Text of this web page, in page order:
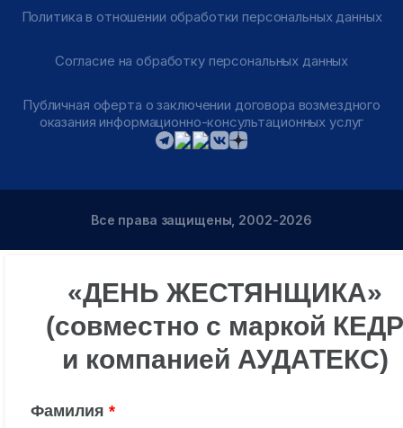
Политика в отношении обработки персональных данных
Согласие на обработку персональных данных
Публичная оферта о заключении договора возмездного
оказания информационно-консультационных услуг
Все права защищены, 2002-2026